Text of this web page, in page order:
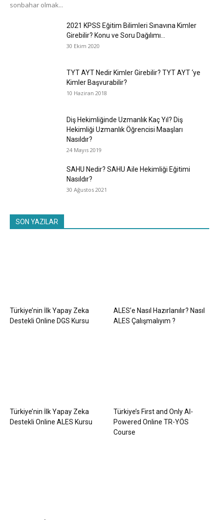
sonbahar olmak...
2021 KPSS Eğitim Bilimleri Sınavına Kimler
Girebilir? Konu ve Soru Dağılımı...
30 Ekim 2020
TYT AYT Nedir Kimler Girebilir? TYT AYT ‘ye
Kimler Başvurabilir?
10 Haziran 2018
Diş Hekimliğinde Uzmanlık Kaç Yıl? Diş
Hekimliği Uzmanlık Öğrencisi Maaşları
Nasıldır?
24 Mayıs 2019
SAHU Nedir? SAHU Aile Hekimliği Eğitimi
Nasıldır?
30 Ağustos 2021
SON YAZILAR
Türkiye’nin İlk Yapay Zeka
Destekli Online DGS Kursu
ALES’e Nasıl Hazırlanılır? Nasıl
ALES Çalışmalıyım ?
Türkiye’nin İlk Yapay Zeka
Destekli Online ALES Kursu
Türkiye’s First and Only AI-
Powered Online TR-YÖS
Course